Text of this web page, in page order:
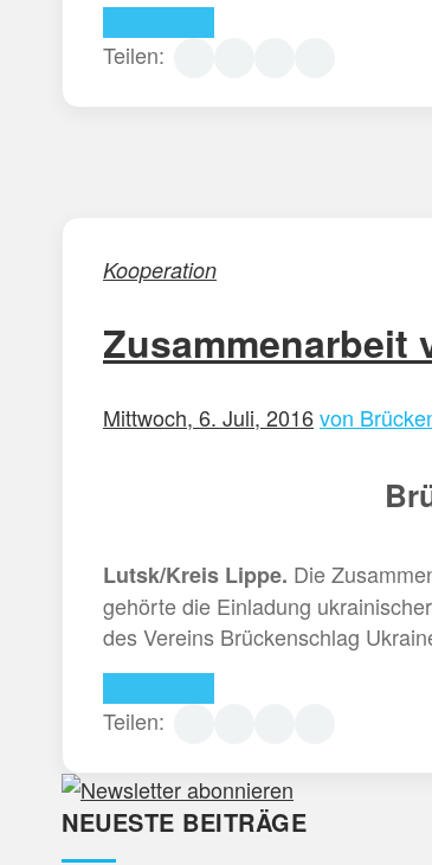
Teilen:
Kooperation
Zusammenarbeit
Mittwoch, 6. Juli, 2016von
Lutsk/Kreis Lippe. Die
gehörte die Einladung
des Vereins Brückenschlag
Teilen:
NEUESTE BEITRÄGE